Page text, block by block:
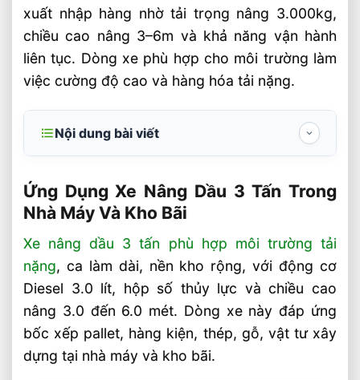
xuất nhập hàng nhờ tải trọng nâng 3.000kg,
chiều cao nâng 3–6m và khả năng vận hành
liên tục. Dòng xe phù hợp cho môi trường làm
việc cường độ cao và hàng hóa tải nặng.
Nội dung bài viết
Máy Và Kho Bãi
Xe nâng dầu 3 tấn trong nhà máy và kho
bãi
Hiệu suất vận hành trong môi trường tải
nặng
Phù hợp với dây chuyền kho bãi và sản
xuất
Tiêu chí chọn xe nâng dầu 3 tấn phù hợp
Ứng Dụng Xe Nâng Dầu 3 Tấn Trong
Nhà Máy Và Kho Bãi
Xe nâng dầu 3 tấn phù hợp môi trường tải
nặng, ca làm dài, nền kho rộng, với động cơ
Diesel 3.0 lít, hộp số thủy lực và chiều cao
nâng 3.0 đến 6.0 mét. Dòng xe này đáp ứng
bốc xếp pallet, hàng kiện, thép, gỗ, vật tư xây
dựng tại nhà máy và kho bãi.